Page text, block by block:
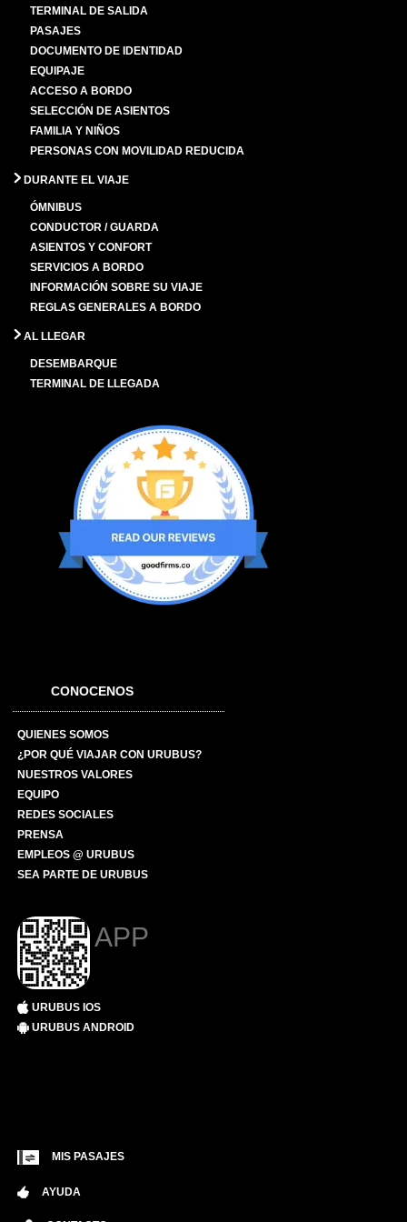
TERMINAL DE SALIDA
PASAJES
DOCUMENTO DE IDENTIDAD
EQUIPAJE
ACCESO A BORDO
SELECCIÓN DE ASIENTOS
FAMILIA Y NIÑOS
PERSONAS CON MOVILIDAD REDUCIDA
DURANTE EL VIAJE
ÓMNIBUS
CONDUCTOR / GUARDA
ASIENTOS Y CONFORT
SERVICIOS A BORDO
INFORMACIÓN SOBRE SU VIAJE
REGLAS GENERALES A BORDO
AL LLEGAR
DESEMBARQUE
TERMINAL DE LLEGADA
CONOCENOS
QUIENES SOMOS
¿POR QUÉ VIAJAR CON URUBUS?
NUESTROS VALORES
EQUIPO
REDES SOCIALES
PRENSA
EMPLEOS @ URUBUS
SEA PARTE DE URUBUS
APP
URUBUS IOS
URUBUS ANDROID
MIS PASAJES
AYUDA